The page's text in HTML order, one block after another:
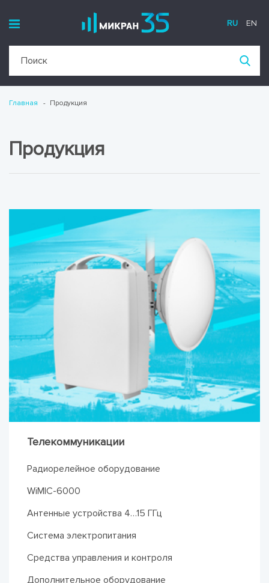
RU EN
Главная Продукция
Продукция
Телекоммуникации
Радиорелейное оборудование
WiMIC-6000
Антенные устройства 4…15 ГГц
Система электропитания
Средства управления и контроля
Дополнительное оборудование